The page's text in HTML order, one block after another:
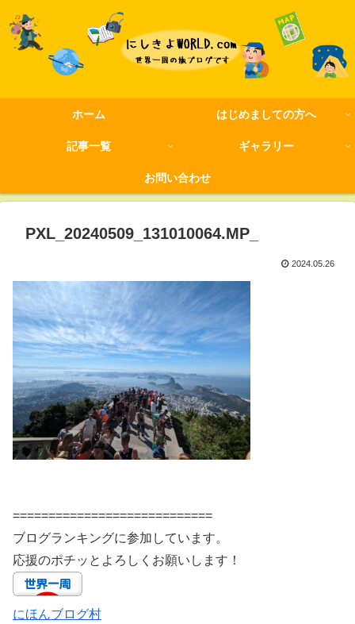
ホーム はじめましての方へ
記事一覧 ギャラリー
お問い合わせ
PXL_20240509_131010064.MP_
2024.05.26
============================
ブログランキングに参加しています。
応援のポチッとよろしくお願いします！
にほんブログ村